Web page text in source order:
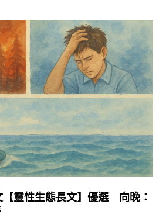
【靈性生態長文】優選 向晚：
徵文賞析